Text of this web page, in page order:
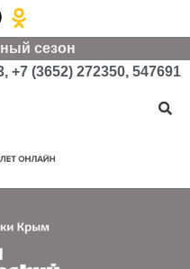
сезон
+7 (3652) 272350, 547691